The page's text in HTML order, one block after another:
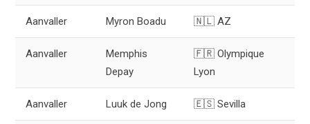
Aanvaller Myron Boadu 🇳🇱 AZ
Aanvaller
Memphis
Depay
🇫🇷 Olympique
Lyon
Aanvaller Luuk de Jong 🇪🇸 Sevilla